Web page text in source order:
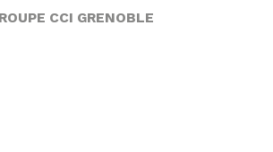
CCI GRENOBLE